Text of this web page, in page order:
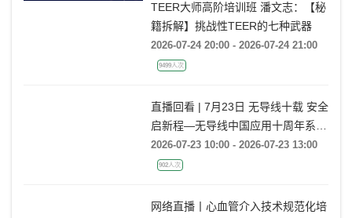
TEER大师高阶培训班 潘文志：【秘
籍拆解】挑战性TEER的七种武器
2026-07-24 20:00 - 2026-07-24 21:00
9499人次
直播回看 | 7月23日 无导线十载 安全
启新程—无导线中国应用十周年系列
活动
2026-07-23 10:00 - 2026-07-23 13:00
902人次
网络直播丨心血管介入技术规范化培